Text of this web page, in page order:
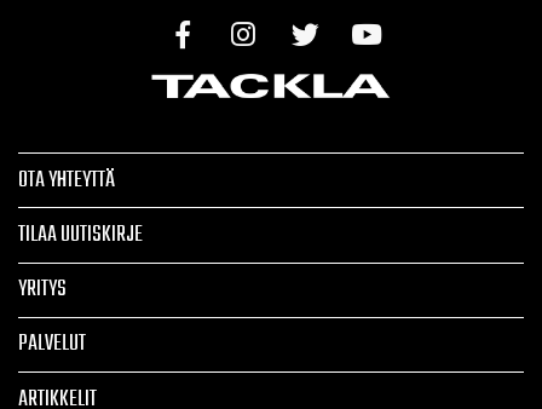
OTA YHTEYTTÄ
TILAA UUTISKIRJE
YRITYS
PALVELUT
ARTIKKELIT